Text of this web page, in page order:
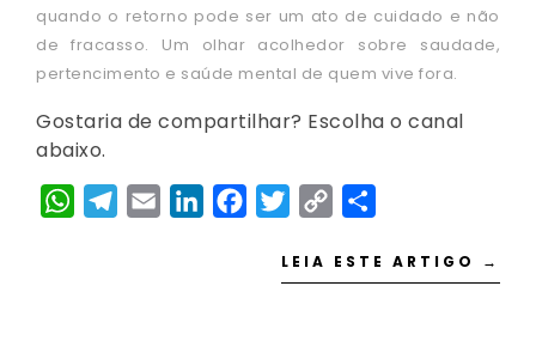
quando o retorno pode ser um ato de cuidado e não
de fracasso. Um olhar acolhedor sobre saudade,
pertencimento e saúde mental de quem vive fora.
Gostaria de compartilhar? Escolha o canal
abaixo.
WhatsApp
Telegram
Email LinkedInFacebookTwitter
Copy
LEIA ESTE ARTIGO →